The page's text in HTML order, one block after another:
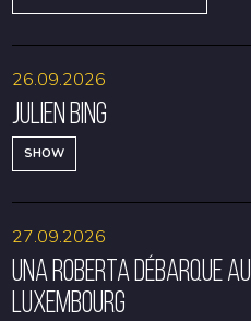
Julien Bing
SHOW
26.09.2026
Una Roberta débarque au
Luxembourg
27.09.2026